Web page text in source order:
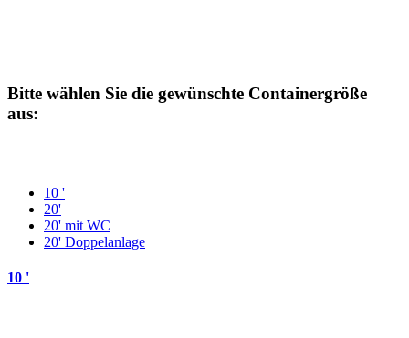
Bitte wählen Sie die gewünschte Containergröße
aus:
10 '
20'
20' mit WC
20' Doppelanlage
10 '